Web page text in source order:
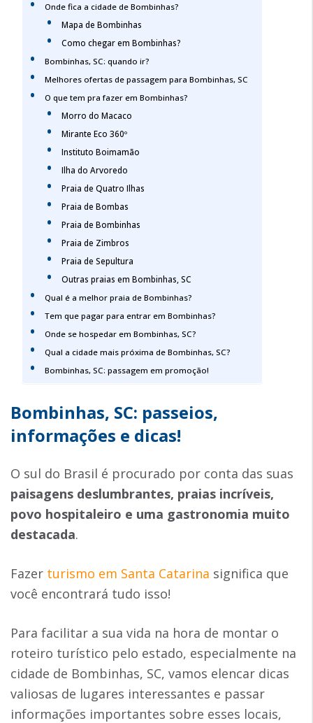
Onde fica a cidade de Bombinhas?
Mapa de Bombinhas
Como chegar em Bombinhas?
Bombinhas, SC: quando ir?
Melhores ofertas de passagem para Bombinhas, SC
O que tem pra fazer em Bombinhas?
Morro do Macaco
Mirante Eco 360º
Instituto Boimamão
Ilha do Arvoredo
Praia de Quatro Ilhas
Praia de Bombas
Praia de Bombinhas
Praia de Zimbros
Praia de Sepultura
Outras praias em Bombinhas, SC
Qual é a melhor praia de Bombinhas?
Tem que pagar para entrar em Bombinhas?
Onde se hospedar em Bombinhas, SC?
Qual a cidade mais próxima de Bombinhas, SC?
Bombinhas, SC: passagem em promoção!
Bombinhas, SC: passeios,
informações e dicas!
O sul do Brasil é procurado por conta das suas
paisagens deslumbrantes, praias incríveis,
povo hospitaleiro e uma gastronomia muito
destacada.
Fazer turismo em Santa Catarina significa que
você encontrará tudo isso!
Para facilitar a sua vida na hora de montar o
roteiro turístico pelo estado, especialmente na
cidade de Bombinhas, SC, vamos elencar dicas
valiosas de lugares interessantes e passar
informações importantes sobre esses locais,